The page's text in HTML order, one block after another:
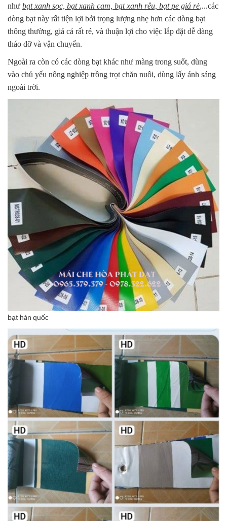
như bạt xanh sọc, bạt xanh cam, bạt xanh rêu, bạt pe giá rẻ,...các
dòng bạt này rất tiện lợi bởi trọng lượng nhẹ hơn các dòng bạt
thông thường, giá cả rất rẻ, và thuận lợi cho việc lắp đặt dễ dàng
tháo dỡ và vận chuyển.
Ngoài ra còn có các dòng bạt khác như màng trong suốt, dùng
vào chủ yếu nông nghiệp trồng trọt chăn nuôi, dùng lấy ánh sáng
ngoài trời.
bạt hàn quốc